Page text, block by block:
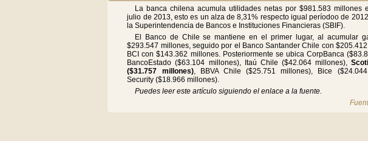
La banca chilena acumula utilidades netas por $981.583 millones
julio de 2013, esto es un alza de 8,31% respecto igual períodoo de
la Superintendencia de Bancos e Instituciones Financieras (SBIF).
El Banco de Chile se mantiene en el primer lugar, al acumular
$293.547 millones, seguido por el Banco Santander Chile con $205.412
BCI con $143.362 millones. Posteriormente se ubica CorpBanca
BancoEstado ($63.104 millones), Itaú Chile ($42.064 millones),
($31.757 millones), BBVA Chile ($25.751 millones), Bice
Security ($18.966 millones).
Puedes leer este artículo siguiendo el enlace a la fuente.